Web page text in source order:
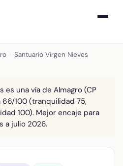
Santuario Virgen Nieves
es una vía de Almagro (CP
66/100 (tranquilidad 75,
100). Mejor encaje para
a julio 2026.